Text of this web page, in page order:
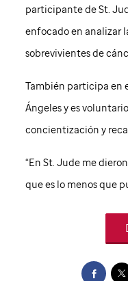
participante deSt.
enfocado en analizar
sobrevivientes de
También participa en
Ángeles y es
concientización y
“En St. Judeme
que es lo menos que